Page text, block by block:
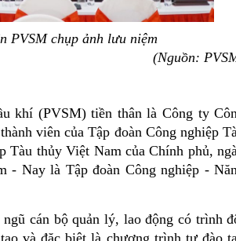
PVSM chụp ảnh lưu niệm
(Nguồn:
khí (PVSM) tiền thân là Công ty
viên của Tập đoàn Công nghiệp
Tàu thủy Việt Nam của Chính phủ,
- Nay là Tập đoàn Công nghiệp -
cán bộ quản lý, lao động có trình
và đặc biệt là chương trình tự đào